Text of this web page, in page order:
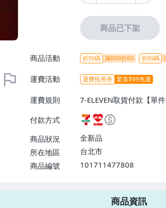
商品已下架
商品活動 折扣碼 滿800折60 折扣碼
運費活動 運費抵用券 驚喜$99免運
運費規則
7-ELEVEN取貨付款【單
ELEVEN取貨不付款【免
或消費滿$1298免運費】
$1598免運費】
付款方式
商品狀況
全新品
所在地區
台北市
商品編號
101711477808
7-ELEVEN 運費只要38元
不限金額、筆數，筆筆優惠無
商品資訊